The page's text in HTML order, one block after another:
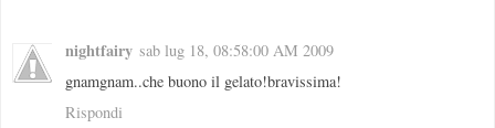
nightfairy sab lug 18, 08:58:00 AM 2009
gnamgnam..che buono il gelato!bravissima!
Rispondi